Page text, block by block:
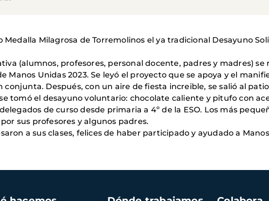
Medalla Milagrosa de Torremolinos el ya tradicional Desayuno
(alumnos, profesores, personal docente, padres y madres) se
Unidas 2023. Se leyó el proyecto que se apoya y el
Después, con un aire de fiesta increible, se salió al
tomó el desayuno voluntario: chocolate caliente y pitufo con
de curso desde primaria a 4º de la ESO. Los más
sus profesores y algunos padres.
a sus clases, felices de haber participado y ayudado a